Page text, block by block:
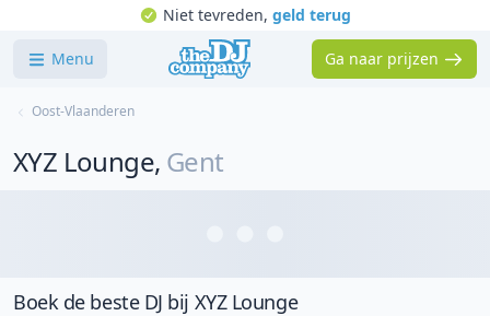
Niet tevreden, geld terug
Menu Ga naar prijzen
Oost-Vlaanderen
XYZ Lounge, Gent
Boek de beste DJ bij XYZ Lounge